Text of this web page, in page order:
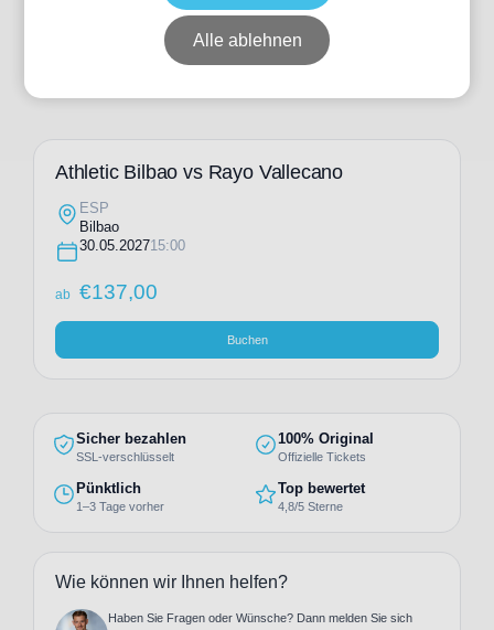
Athletic Bilbao vs Rayo Vallecano
ESP
Bilbao
30.05.202715:00
ab €137,00
Buchen
Sicher bezahlen
SSL-verschlüsselt
100% Original
Offizielle Tickets
Pünktlich
1–3 Tage vorher
Top bewertet
4,8/5 Sterne
Wie können wir Ihnen helfen?
Haben Sie Fragen oder Wünsche? Dann melden Sie sich
Alle ablehnen